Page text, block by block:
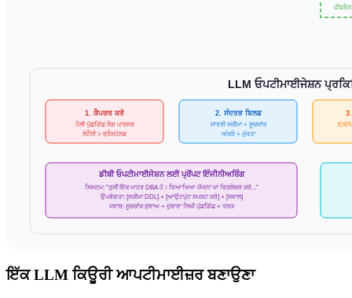
LLM ਓਪਟੀਮਾਈਜੇਸ਼ਨ
1. ਕੈਪਚਰ ਕਰੋ
ਹੌਲੀ ਪੁੱਛਗਿੱਛ ਲੌਗ ਪਾਰਸਰ
ਲੇਟੈਂਸੀ > ਥ੍ਰੈਸ਼ਹੋਲਡ
2. ਸੰਦਰਭ ਬਿਲਡ
ਸਾਰਣੀ ਸਕੀਮਾ + ਸੂਚਕਾਂਕ
ਅੰਕੜੇ + ਮੁੱਖਤਾ
ਡੀਬੀ ਓਪਟੀਮਾਈਜੇਸ਼ਨ ਲਈ ਪ੍ਰੋਂਪਟ ਇੰਜੀਨੀਅਰਿੰਗ
ਸਿਸਟਮ: "ਤੁਸੀਂ ਇੱਕ ਮਾਹਰ DBA ਹੋ। ਵਿਆਖਿਆ ਯੋਜਨਾ ਦਾ ਵਿਸ਼ਲੇਸ਼ਣ ਕਰੋ..."
ਉਪਭੋਗਤਾ: [ਸਕੀਮਾ DDL] + [ਆਉਟਪੁੱਟ ਸਪਸ਼ਟ ਕਰੋ] + [ਸਵਾਲ]
ਜਵਾਬ: ਸੂਚਕਾਂਕ ਸੁਝਾਅ + ਦੁਬਾਰਾ ਲਿਖੀ ਪੁੱਛਗਿੱਛ + ਤਰਕ
ਇੱਕ LLM ਕਿਊਰੀ ਆਪਟੀਮਾਈਜ਼ਰ ਬਣਾਉਣਾ